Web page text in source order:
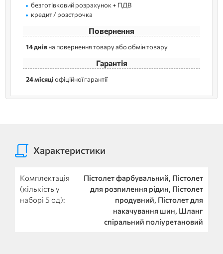
безготівковий розрахунок + ПДВ
кредит / розстрочка
Повернення
14 днівна повернення товару або обмін товару
Гарантія
24 місяціофіційної гарантії
Характеристики
Комплектація
(кількість у
наборі 5 од):
Пістолет фарбувальний, Пістолет
для розпилення рідин, Пістолет
продувний, Пістолет для
накачування шин, Шланг
спіральний поліуретановий